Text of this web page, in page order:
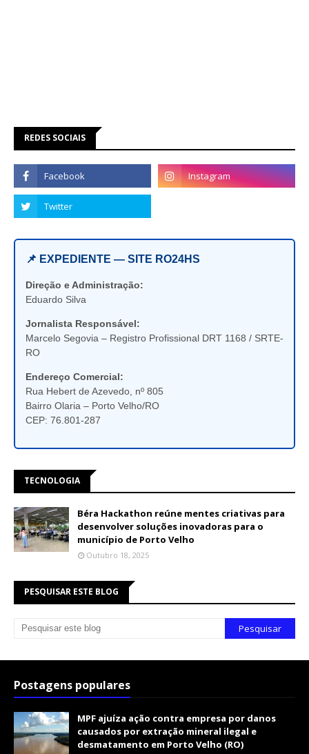
REDES SOCIAIS
📌 EXPEDIENTE — SITE RO24HS
Direção e Administração:
Eduardo Silva
Jornalista Responsável:
Marcelo Segovia – Registro Profissional DRT 1168 / SRTE-
RO
Endereço Comercial:
Rua Hebert de Azevedo, nº 805
Bairro Olaria – Porto Velho/RO
CEP: 76.801-287
TECNOLOGIA
Béra Hackathon reúne mentes criativas para
desenvolver soluções inovadoras para o
município de Porto Velho
Outubro 18, 2025
PESQUISAR ESTE BLOG
Postagens populares
MPF ajuíza ação contra empresa por danos
causados por extração mineral ilegal e
desmatamento em Porto Velho (RO)